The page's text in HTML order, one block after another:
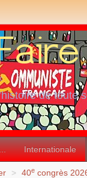
de toute
Internationale
> 40e congrès